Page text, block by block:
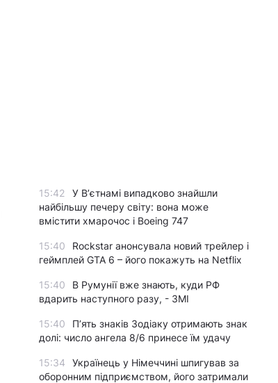
15:42
У Вʼєтнамі випадково знайшли
найбільшу печеру світу: вона може
вмістити хмарочос і Boeing 747
15:40
Rockstar анонсувала новий трейлер і
геймплей GTA 6 – його покажуть на Netflix
15:40
В Румунії вже знають, куди РФ
вдарить наступного разу, - ЗМІ
15:40
П’ять знаків Зодіаку отримають знак
долі: число ангела 8/6 принесе їм удачу
15:34
Українець у Німеччині шпигував за
оборонним підприємством, його затримали